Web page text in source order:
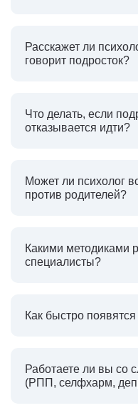
Расскажет ли
говорит подросток?
Что делать, если
отказывается идти?
Может ли психолог
против родителей?
Какими методиками
специалисты?
Как быстро
Работаете ли вы со
(РПП, селфхарм,